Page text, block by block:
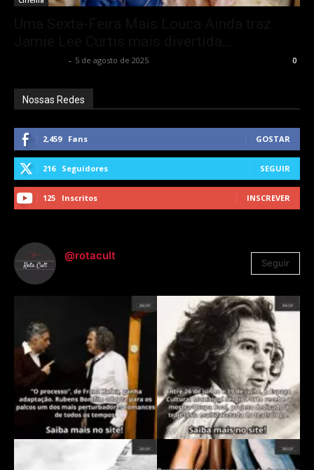
- 5 de agosto de 2025 0
Nossas Redes
2,459 Fans GOSTAR
216 Seguidores SEGUIR
125 Inscritos INSCREVER
@rotacult
Seguir